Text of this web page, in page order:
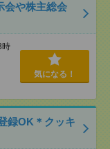
会や株主総会
気になる！
録OK＊クッキ